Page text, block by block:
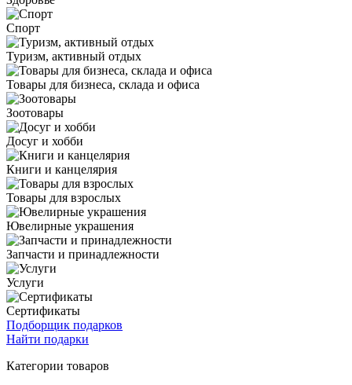
Спорт
Туризм, активный отдых
Товары для бизнеса, склада и офиса
Зоотовары
Досуг и хобби
Книги и канцелярия
Товары для взрослых
Ювелирные украшения
Запчасти и принадлежности
Услуги
Сертификаты
Подборщик подарков
Найти подарки
Категории товаров